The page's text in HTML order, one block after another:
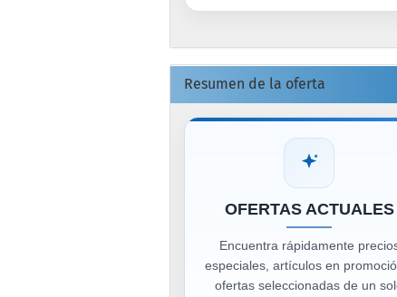
Resumen de la oferta
OFERTAS ACTUALES
Encuentra rápidamente
especiales, artículos en
ofertas seleccionadas de un